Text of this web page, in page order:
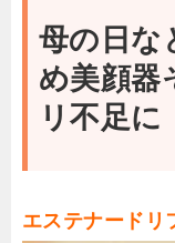
母の日な
め美顔器
リ不足に
エステナードリ